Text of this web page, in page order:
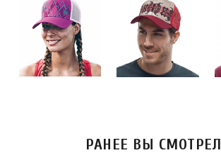
РАНЕЕ ВЫ